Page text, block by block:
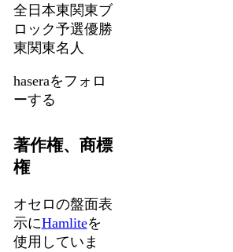
全日本東関東ブ
ロック予選優勝
東関東名人
haseraをフォロ
ーする
著作権、商標
権
オセロの盤面表
示にHamliteを
使用していま